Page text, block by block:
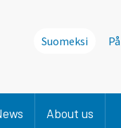
Suomeksi
About us